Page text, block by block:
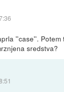
''case''. Potem
sredstva?